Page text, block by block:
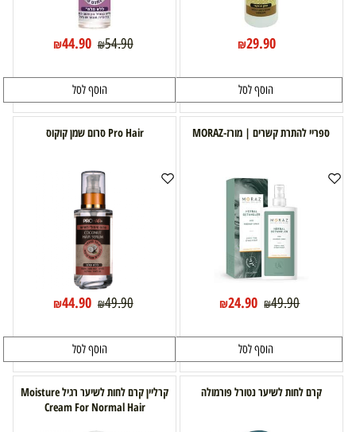
₪29.90
הוסף לסל
₪54.90
₪44.90
הוסף לסל
ספריי להתרת קשרים | מורז-MORAZ
₪49.90
₪24.90
הוסף לסל
Pro Hair סרום שמן קוקוס
₪49.90
₪44.90
הוסף לסל
קרם לחות לשיער נטורל פורמולה
קרליין קרם לחות לשיער רגיל Moisture
Cream For Normal Hair